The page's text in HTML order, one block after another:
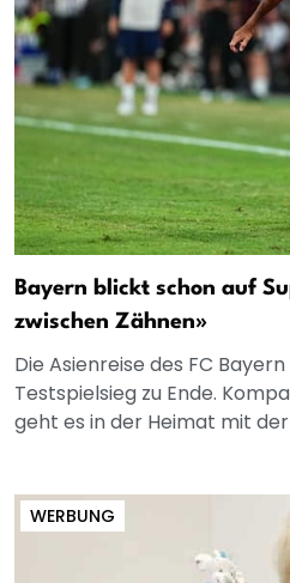
Bayern blickt schon auf
zwischen Zähnen»
Die Asienreise des FC
Testspielsieg zu Ende.
geht es in der Heimat mit
WERBUNG